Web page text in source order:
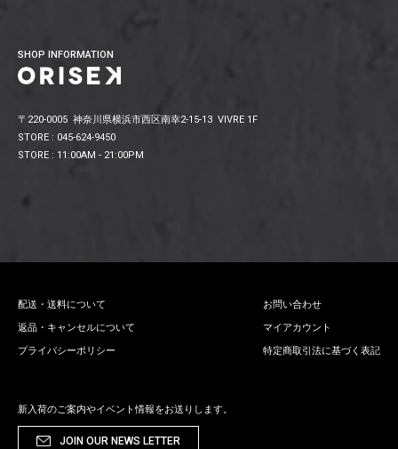
SHOP INFORMATION
〒220-0005 神奈川県横浜市西区南幸2-15-13 VIVRE 1F
STORE : 045-624-9450
STORE : 11:00AM - 21:00PM
配送・送料について
返品・キャンセルについて
プライバシーポリシー
お問い合わせ
マイアカウント
特定商取引法に基づく表記
新入荷のご案内やイベント情報をお送りします。
JOIN OUR NEWS LETTER